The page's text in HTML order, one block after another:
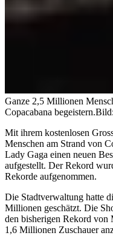
Ganze 2,5 Millionen
Copacabana begeistern.
Mit ihrem kostenlosen
Menschen am Strand von
Lady Gaga einen neuen
aufgestellt. Der Rekord
Rekorde aufgenommen.
Die Stadtverwaltung hatte
Millionen geschätzt. Die
den bisherigen Rekord von
1,6 Millionen Zuschauer